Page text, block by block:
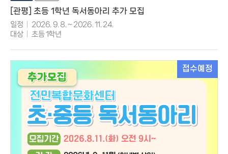
[관평] 초등 1학년 독서동아리 추가 모집
일정
2026. 9. 8. ~ 2026. 11. 24.
대상
초등 1학년
접수예정